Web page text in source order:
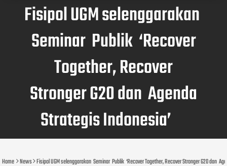
Fisipol UGM selenggarakan
Seminar Publik ‘Recover
Together, Recover
Stronger G20 dan Agenda
Strategis Indonesia’
Home News Fisipol UGM selenggarakan Seminar Publik ‘Recover Together, Recover Stronger G20 dan